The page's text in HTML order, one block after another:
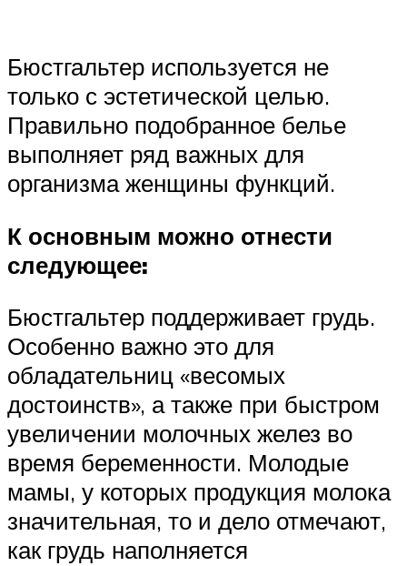
Бюстгальтер используется не
только с эстетической целью.
Правильно подобранное белье
выполняет ряд важных для
организма женщины функций.
К основным можно отнести
следующее:
Бюстгальтер поддерживает грудь.
Особенно важно это для
обладательниц «весомых
достоинств», а также при быстром
увеличении молочных желез во
время беременности. Молодые
мамы, у которых продукция молока
значительная, то и дело отмечают,
как грудь наполняется